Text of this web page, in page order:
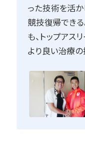
ています。患者
可能なことをす
提供することを
成功だけでなく
喜びです。
Q4. 全国の競
受けていると
った技術を活
競技復帰できる
も、トップアス
より良い治療の